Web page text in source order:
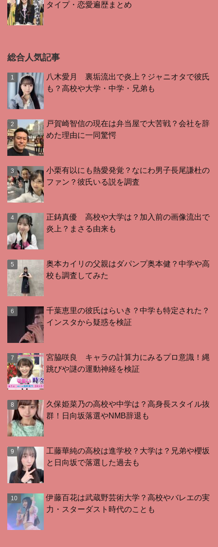
タイプ・恋愛遍歴まとめ
総合人気記事
八木愛月 裏垢流出で炎上？ジャニオタで彼氏
も？高校や大学・中学・兄弟も
戸賀崎智信の現在は弁当屋で大苦戦？会社を辞
めた理由に一同驚愕
小栗有以にも熱愛発覚？なにわ男子長尾謙杜の
ファン？彼氏いる説を調査
正鋳真優 高校や大学は？加入前の画像流出で
炎上？まさる由来も
奥本カイリの父親はダパンプ奥本健？中学や高
校も調査してみた
千葉恵里の彼氏はらいき？中学も特定された？
インスタから疑惑を検証
宮脇咲良 キャラの計算力にみるプロ意識！縄
跳びや謎の運動神経を検証
久保姫菜乃の高校や中学は？高身長スタイル抜
群！日向坂落選やNMB辞退も
工藤華純の高校は進学校？大学は？兄弟や櫻坂
と日向坂で落選した過去も
伊藤百花は武蔵野芸術大学？高校やバレエの実
力・スターダスト時代のことも